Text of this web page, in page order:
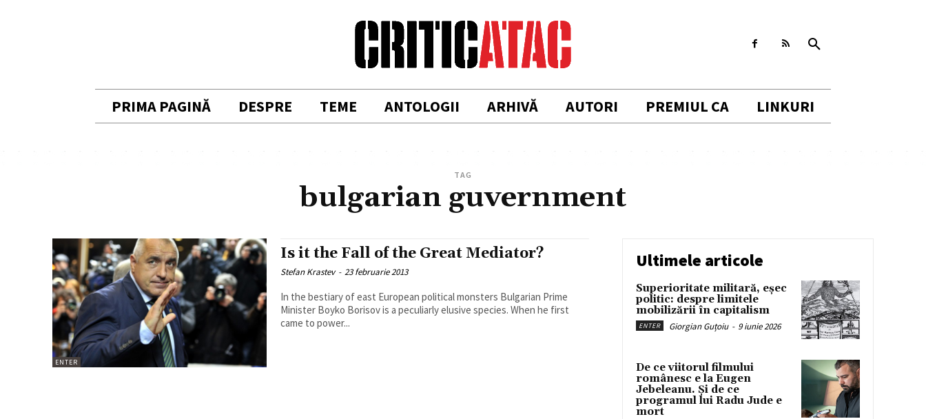
PRIMA PAGINĂ DESPRE TEME ANTOLOGII ARHIVĂ AUTORI PREMIUL CA LINKURI
TAG
bulgarian guvernment
ENTER
Is it the Fall of the Great Mediator?
Stefan Krastev - 23 februarie 2013
In the bestiary of east European political monsters Bulgarian Prime
Minister Boyko Borisov is a peculiarly elusive species. When he first
came to power...
Ultimele articole
Superioritate militară, eșec
politic: despre limitele
mobilizării în capitalism
ENTER Giorgian Guțoiu - 9 iunie 2026
De ce viitorul filmului
românesc e la Eugen
Jebeleanu. Și de ce
programul lui Radu Jude e
mort